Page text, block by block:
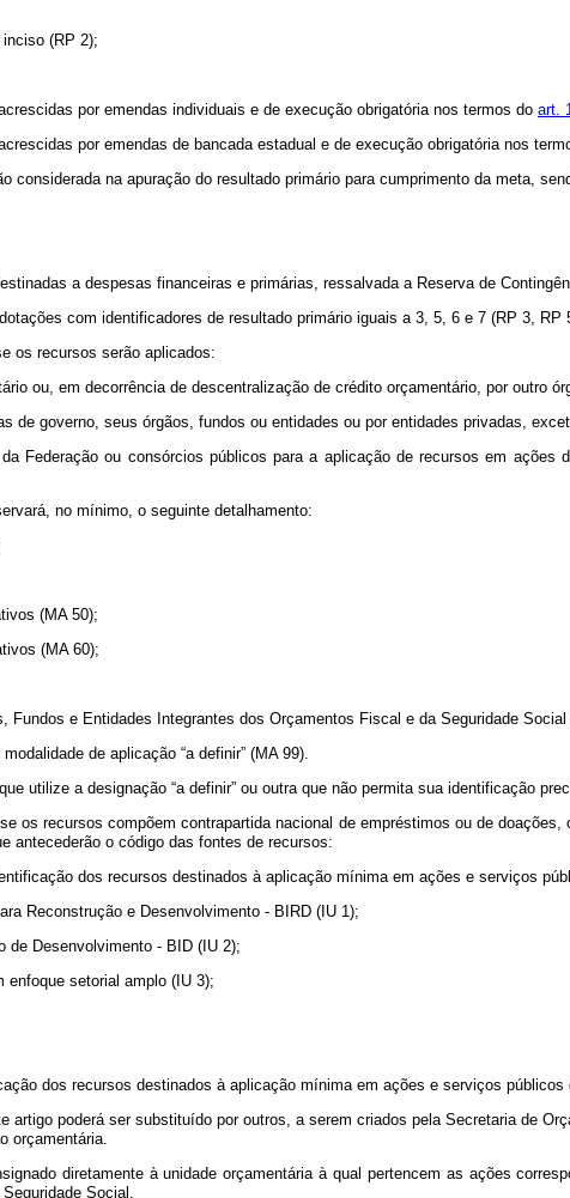
(RP 2);
por emendas individuais e de execução obrigatória nos termos do art.
por emendas de bancada estadual e de execução obrigatória nos
considerada na apuração do resultado primário para cumprimento da meta,
a despesas financeiras e primárias, ressalvada a Reserva de
com identificadores de resultado primário iguais a 3, 5, 6 e 7 (RP 3, RP
os recursos serão aplicados:
ou, em decorrência de descentralização de crédito orçamentário, por outro
de governo, seus órgãos, fundos ou entidades ou por entidades privadas,
Federação ou consórcios públicos para a aplicação de recursos em
no mínimo, o seguinte detalhamento:
(MA 50);
(MA 60);
Fundos e Entidades Integrantes dos Orçamentos Fiscal e da Seguridade Social
de aplicação “a definir” (MA 99).
utilize a designação “a definir” ou outra que não permita sua identificação
os recursos compõem contrapartida nacional de empréstimos ou de
antecederão o código das fontes de recursos:
dos recursos destinados à aplicação mínima em ações e serviços
Reconstrução e Desenvolvimento - BIRD (IU 1);
de Desenvolvimento - BID (IU 2);
enfoque setorial amplo (IU 3);
dos recursos destinados à aplicação mínima em ações e serviços públicos
artigo poderá ser substituído por outros, a serem criados pela Secretaria de
orçamentária.
diretamente à unidade orçamentária à qual pertencem as ações
Social.